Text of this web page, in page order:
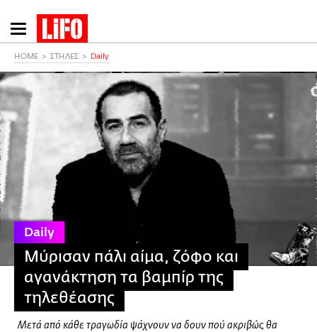
Παράκαμψη
προς
κυρίως
περιεχόμενο
HOME ΣΤΗΛΕΣ Daily
Daily
Μύρισαν πάλι αίμα, ζόφο και
αγανάκτηση τα βαμπίρ της
τηλεθέασης
Μετά από κάθε τραγωδία ψάχνουν να δουν πού ακριβώς θα